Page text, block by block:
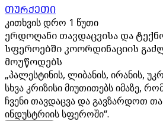
ᲗᲣᲠᲥᲔᲗᲘ
კითხვის დრო 1 წუთი
ერდოღანი თავდაცვისა და
სფეროებში კოორდინაციის
მოუწოდებს
„პალესტინის, ლიბანის, ირანის,
სხვა კრიზისი მიუთითებს იმაზე,
ჩვენი თავდაცვა და გავზარდოთ
ინდუსტრიის სფეროში“.